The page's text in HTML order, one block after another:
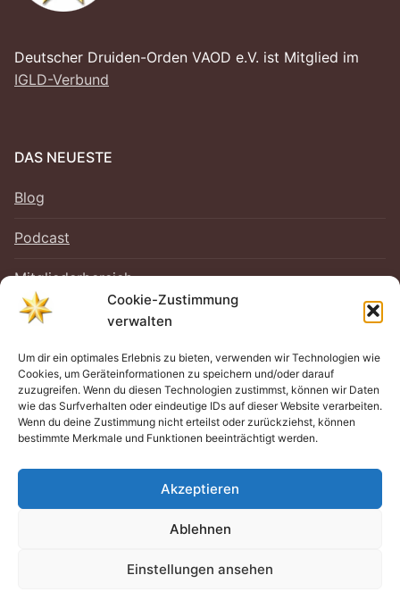
Cookie-Zustimmung
verwalten
Um dir ein optimales Erlebnis zu bieten, verwenden wir Technologien wie
Cookies, um Geräteinformationen zu speichern und/oder darauf
zuzugreifen. Wenn du diesen Technologien zustimmst, können wir Daten
wie das Surfverhalten oder eindeutige IDs auf dieser Website verarbeiten.
Wenn du deine Zustimmung nicht erteilst oder zurückziehst, können
bestimmte Merkmale und Funktionen beeinträchtigt werden.
Akzeptieren
Ablehnen
Einstellungen ansehen
Deutscher Druiden-Orden VAOD e.V. ist Mitglied im
IGLD-Verbund
DAS NEUESTE
Blog
Podcast
Mitgliederbereich
RECHTLICHES
Impressum
Datenschutz
Cookie-Richtlinie (EU)